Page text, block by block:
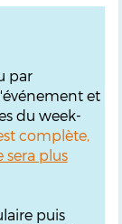
par
et
du week-
complète,
sera plus
puis